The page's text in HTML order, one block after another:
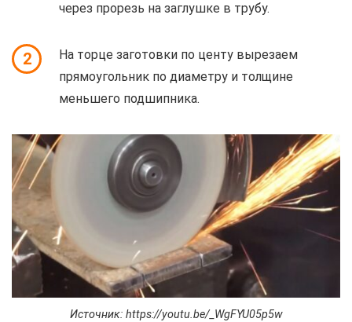
через прорезь на заглушке в трубу.
2
На торце заготовки по центу вырезаем
прямоугольник по диаметру и толщине
меньшего подшипника.
Источник: https://youtu.be/_WgFYU05p5w